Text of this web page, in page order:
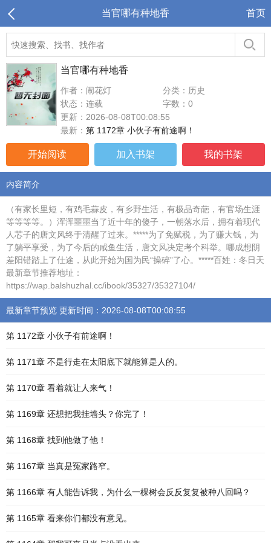
当官哪有种地香 首页
当官哪有种地香
作者：闹花灯
分类：历史
状态：连载
字数：0
更新：2026-08-08T00:08:55
最新： 第 1172章 小伙子有前途啊！
开始阅读 加入书架 我的书架
内容简介
（有家长里短，有鸡毛蒜皮，有乡野生活，有极品奇葩，有官场生涯
等等等等。）浑浑噩噩当了近十年的傻子，一朝落水后，拥有着现代
人芯子的唐文风终于清醒了过来。*****为了免赋税，为了赚大钱，为
了躺平享受，为了今后的咸鱼生活，唐文风决定考个科举。哪成想阴
差阳错踏上了仕途，从此开始为国为民“操碎”了心。*****百姓：冬日天
最新章节推荐地址：
https://wap.balshuzhal.cc/ibook/35327/35327104/
最新章节预览 更新时间：2026-08-08T00:08:55
第 1172章 小伙子有前途啊！
第 1171章 不是行走在太阳底下就能算是人的。
第 1170章 看着就让人来气！
第 1169章 还想把我挂墙头？你完了！
第 1168章 找到他做了他！
第 1167章 当真是冤家路窄。
第 1166章 有人能告诉我，为什么一棵树会反反复复被种八回吗？
第 1165章 看来你们都没有意见。